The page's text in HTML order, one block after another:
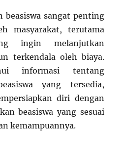
beasiswa sangat penting
masyarakat, terutama
ingin melanjutkan
terkendala oleh biaya.
informasi tentang
yang tersedia,
diri dengan
beasiswa yang sesuai
kemampuannya.